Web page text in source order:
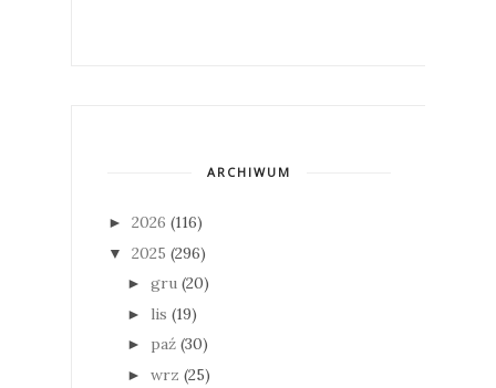
ARCHIWUM
► 2026 (116)
▼ 2025 (296)
► gru (20)
► lis (19)
► paź (30)
► wrz (25)